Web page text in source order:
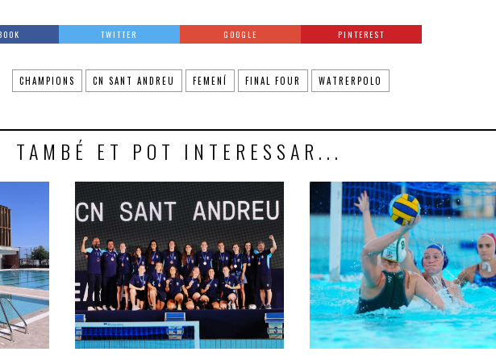
TWITTER GOOGLE PINTEREST
CHAMPIONS CN SANT ANDREU FEMENÍ FINAL FOUR WATRERPOLO
TAMBÉ ET POT INTERESSAR...